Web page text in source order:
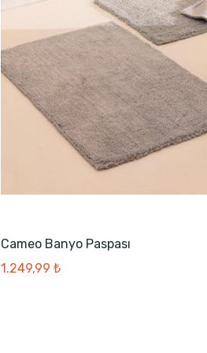
Cameo Banyo Paspası
1.249,99 ₺